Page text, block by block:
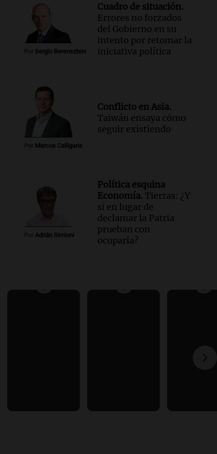
Por Sergio Berensztein
Cuadro de situación.
Errores no forzados
del Gobierno en su
intento por retomar la
iniciativa política
Por Marcos Calligaris
Conflicto en Asia.
Taiwán ensaya cómo
seguir existiendo
Por Adrián Simioni
Política esquina
Economía. Tierras: ¿Y
si en lugar de
declamar la Patria
prueban con
ocuparla?